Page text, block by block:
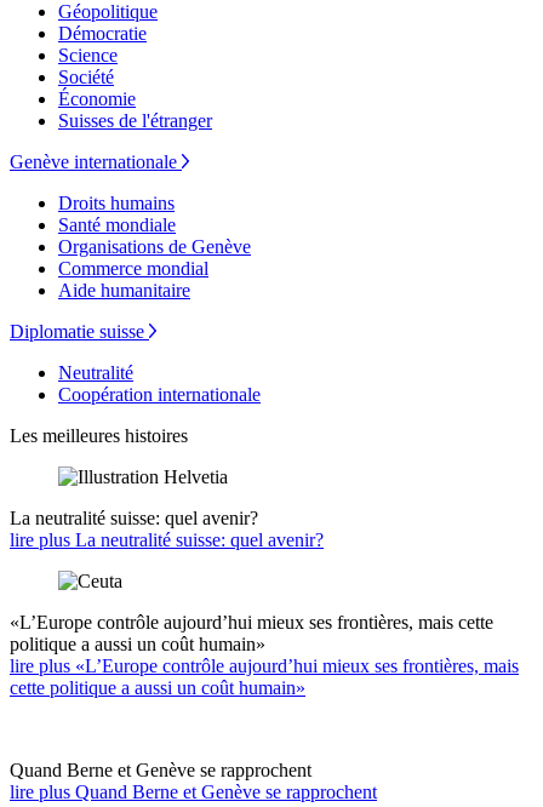
Géopolitique
Démocratie
Science
Société
Économie
Suisses de l'étranger
Genève internationale
Droits humains
Santé mondiale
Organisations de Genève
Commerce mondial
Aide humanitaire
Diplomatie suisse
Neutralité
Coopération internationale
Les meilleures histoires
La neutralité suisse: quel avenir?
lire plus La neutralité suisse: quel avenir?
«L’Europe contrôle aujourd’hui mieux ses frontières, mais cette
politique a aussi un coût humain»
lire plus «L’Europe contrôle aujourd’hui mieux ses frontières, mais
cette politique a aussi un coût humain»
Quand Berne et Genève se rapprochent
lire plus Quand Berne et Genève se rapprochent